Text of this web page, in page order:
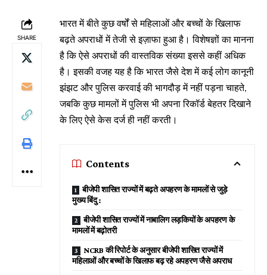
SHARE
भारत में बीते कुछ वर्षों से महिलाओं और बच्चों के खिलाफ
बढ़ते अपराधों में तेजी से इज़ाफा हुआ है। विशेषज्ञों का मानना
है कि ऐसे अपराधों की वास्तविक संख्या इससे कहीं अधिक
है। इसकी वजह यह है कि भारत जैसे देश में कई लोग कानूनी
झंझट और पुलिस करवाई की भागदौड़ में नहीं पड़ना चाहते,
जबकि कुछ मामलों में पुलिस भी अपना रिकॉर्ड बेहतर दिखाने
के लिए ऐसे केस दर्ज ही नहीं करती।
Contents
बीजेपी शासित राज्यों में बढ़ते अपहरण के मामलों से जुड़े
मुख्य बिंदु :
बीजेपी शासित राज्यों में नाबालिग लड़कियों के अपहरण के
मामलों में बढ़ोतरी
NCRB की रिपोर्ट के अनुसार बीजेपी शासित राज्यों में
महिलाओं और बच्चों के खिलाफ बढ़ रहे अपहरण जैसे अपराध